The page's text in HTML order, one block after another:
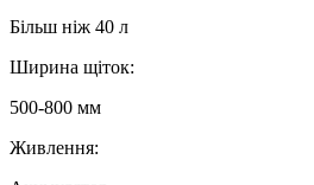
Більш ніж 40 л
Ширина щіток:
500-800 мм
Живлення: